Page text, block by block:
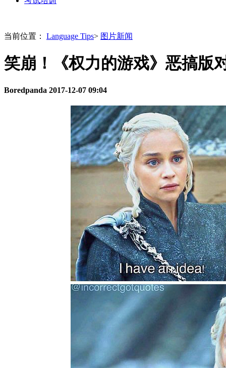
当前位置： Language Tips> 图片新闻
笑崩！《权力的游戏》恶搞版
Boredpanda 2017-12-07 09:04